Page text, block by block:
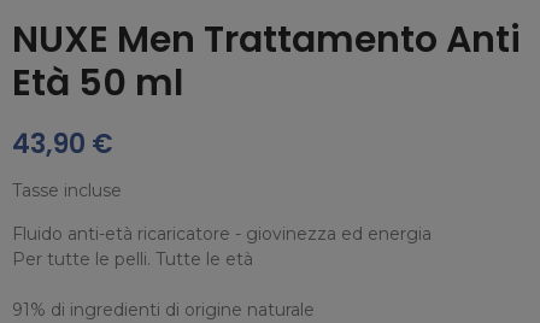
NUXE Men Trattamento Anti
Età 50 ml
43,90 €
Tasse incluse
Fluido anti-età ricaricatore - giovinezza ed energia
Per tutte le pelli. Tutte le età
91% di ingredienti di origine naturale